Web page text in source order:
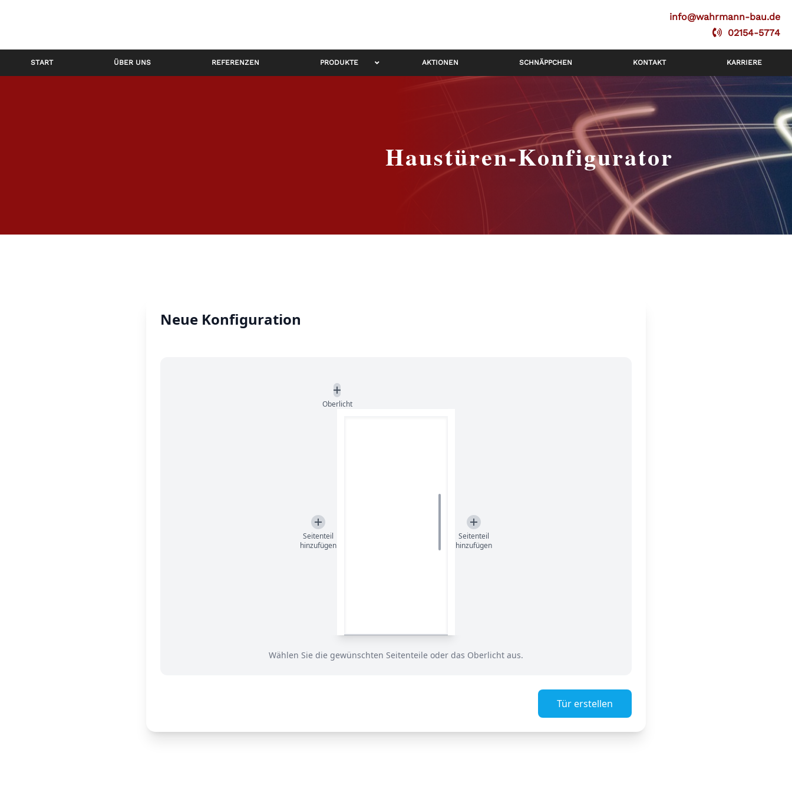
info@wahrmann-bau.de
02154-5774
START ÜBER UNS REFERENZEN PRODUKTE AKTIONEN SCHNÄPPCHEN KONTAKT KARRIERE
Haustüren-Konfigurator